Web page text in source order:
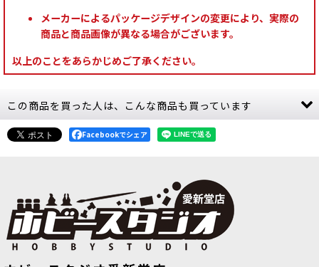
メーカーによるパッケージデザインの変更により、実際の
商品と商品画像が異なる場合がございます。
以上のことをあらかじめご了承ください。
この商品を買った人は、こんな商品も買っています
Facebookでシェア